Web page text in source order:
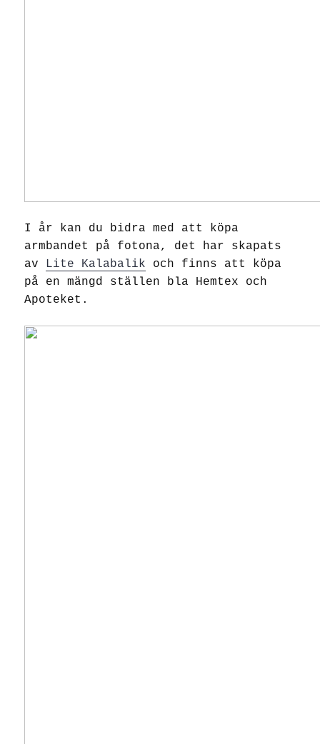
I år kan du bidra med att köpa
armbandet på fotona, det har skapats
av Lite Kalabalik och finns att köpa
på en mängd ställen bla Hemtex och
Apoteket.